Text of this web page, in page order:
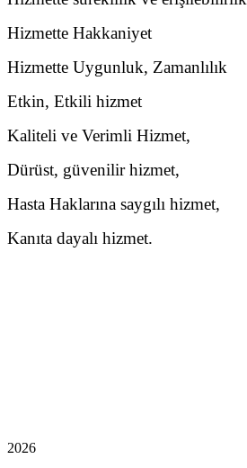
Hizmette Hakkaniyet
Hizmette Uygunluk, Zamanlılık
Etkin, Etkili hizmet
Kaliteli ve Verimli Hizmet,
Dürüst, güvenilir hizmet,
Hasta Haklarına saygılı hizmet,
Kanıta dayalı hizmet.
2026